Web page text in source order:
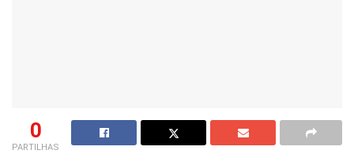
0
PARTILHAS